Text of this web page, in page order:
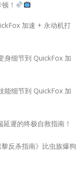
！
加速 + 永动机打
身细节到 QuickFox 加
能细节到 QuickFox 加
遲的终极自救指南！
反杀指南》比虫族爆狗